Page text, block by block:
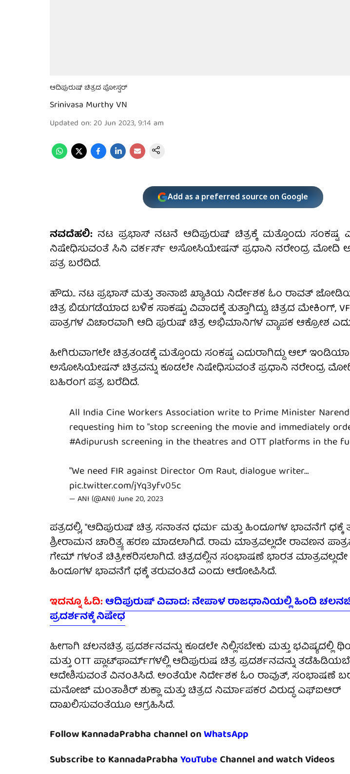
ಆದಿಪುರುಷ್ ಚಿತ್ರದ ಪೋಸ್ಟರ್
Srinivasa Murthy VN
Updated on:20 Jun 2023, 9:14 am
Add as a preferred source on Google
ನವದೆಹಲಿ: ನಟ ಪ್ರಭಾಸ್ ನಟನೆ ಆದಿಪುರುಷ್ ಚಿತ್ರಕ್ಕೆ ಮತ್ತೊಂದು ಸಂಕಷ್ಟ
ನಿಷೇಧಿಸುವಂತೆ ಸಿನಿ ವರ್ಕರ್ಸ್ ಅಸೋಸಿಯೇಷನ್ ಪ್ರಧಾನಿ ನರೇಂದ್ರ ಮೋದಿ
ಪತ್ರ ಬರೆದಿದೆ.
ಹೌದು.. ನಟ ಪ್ರಭಾಸ್ ಮತ್ತು ತಾನಾಜಿ ಖ್ಯಾತಿಯ ನಿರ್ದೇಶಕ ಓಂ ರಾವತ್
ಚಿತ್ರ ಬಿಡುಗಡೆಯಾದ ಬಳಿಕ ಸಾಕಷ್ಟು ವಿವಾದಕ್ಕೆ ತುತ್ತಾಗಿದ್ದು, ಚಿತ್ರದ ಮೇಕಿಂಗ್,
ಪಾತ್ರಗಳ ವಿಚಾರವಾಗಿ ಆದಿ ಪುರುಷ್ ಚಿತ್ರ ಅಭಿಮಾನಿಗಳ ವ್ಯಾಪಕ ಆಕ್ರೋಶ
ಹೀಗಿರುವಾಗಲೇ ಚಿತ್ರತಂಡಕ್ಕೆ ಮತ್ತೊಂದು ಸಂಕಷ್ಟ ಎದುರಾಗಿದ್ದು ಆಲ್
ಅಸೋಸಿಯೇಷನ್ ಚಿತ್ರವನ್ನು ಕೂಡಲೇ ನಿಷೇಧಿಸುವಂತೆ ಪ್ರಧಾನಿ ನರೇಂದ್ರ
ಬಹಿರಂಗ ಪತ್ರ ಬರೆದಿದೆ.
All India Cine Workers Association write to Prime Minister
requesting him to "stop screening the movie and immediately
#Adipurush screening in the theatres and OTT platforms in the
"We need FIR against Director Om Raut, dialogue writer…
pic.twitter.com/jYq3yfv05c
— ANI (@ANI)June 20, 2023
ಪತ್ರದಲ್ಲಿ, "ಆದಿಪುರುಷ್ ಚಿತ್ರ ಸನಾತನ ಧರ್ಮ ಮತ್ತು ಹಿಂದೂಗಳ ಭಾವನೆಗೆ ಧಕ್ಕೆ
ಶ್ರೀರಾಮನ ಚಾರಿತ್ರ್ಯ ಹರಣ ಮಾಡಲಾಗಿದೆ. ರಾಮ ಮಾತ್ರವಲ್ಲದೇ ರಾವಣನ
ಗೇಮ್ ಗಳಂತೆ ಚಿತ್ರೀಕರಿಸಲಾಗಿದೆ. ಚಿತ್ರದಲ್ಲಿನ ಸಂಭಾಷಣೆ ಭಾರತ ಮಾತ್ರವಲ್ಲದೇ
ಹಿಂದೂಗಳ ಭಾವನೆಗೆ ಧಕ್ಕೆ ತರುವಂತಿದೆ ಎಂದು ಆರೋಪಿಸಿದೆ.
ಇದನ್ನೂ ಓದಿ:ಆದಿಪುರುಷ್ ವಿವಾದ: ನೇಪಾಳ ರಾಜಧಾನಿಯಲ್ಲಿ ಹಿಂದಿ
ಪ್ರದರ್ಶನಕ್ಕೆ ನಿಷೇಧ
ಹೀಗಾಗಿ ಚಲನಚಿತ್ರ ಪ್ರದರ್ಶನವನ್ನು ಕೂಡಲೇ ನಿಲ್ಲಿಸಬೇಕು ಮತ್ತು ಭವಿಷ್ಯದಲ್ಲಿ
ಮತ್ತು OTT ಪ್ಲಾಟ್‌ಫಾರ್ಮ್‌ಗಳಲ್ಲಿ ಆದಿಪುರುಷ ಚಿತ್ರ ಪ್ರದರ್ಶನವನ್ನು
ಆದೇಶಿಸುವಂತೆ ವಿನಂತಿಸಿದೆ. ಅಂತೆಯೇ ನಿರ್ದೇಶಕ ಓಂ ರಾವುತ್, ಸಂಭಾಷಣೆ
ಮನೋಜ್ ಮಂತಾಶಿರ್ ಶುಕ್ಲಾ ಮತ್ತು ಚಿತ್ರದ ನಿರ್ಮಾಪಕರ ವಿರುದ್ಧ ಎಫ್‌ಐಆರ್
ದಾಖಲಿಸುವಂತೆಯೂ ಆಗ್ರಹಿಸಿದೆ.
Follow KannadaPrabha channel onWhatsApp
Subscribe to KannadaPrabhaYouTubeChannel and watch Videos